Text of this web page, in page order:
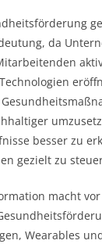
da
besser zu
gezielt zu
macht
Wearables